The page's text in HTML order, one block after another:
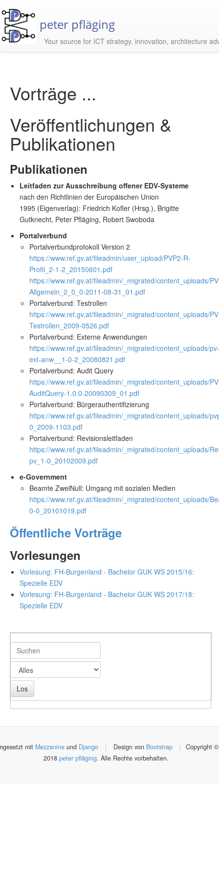
peter pfläging
Your source for ICT strategy, innovation, architecture
Vorträge ...
Veröffentlichungen &
Publikationen
Publikationen
Leitfaden zur Ausschreibung offener EDV-Systeme
nach den Richtlinien der Europäischen Union
1995 (Eigenverlag): Friedrich Kofler (Hrsg.), Brigitte
Gutknecht, Peter Pfläging, Robert Swoboda
Portalverbund
Portalverbundprotokoll Version 2
https://www.ref.gv.at/fileadmin/user_upload/PVP2-R-
Profil_2-1-2_20150601.pdf
https://www.ref.gv.at/fileadmin/_migrated/content_uploads/
Allgemein_2_0_0-2011-08-31_01.pdf
Portalverbund: Testrollen
https://www.ref.gv.at/fileadmin/_migrated/content_uploads/
Testrollen_2009-0526.pdf
Portalverbund: Externe Anwendungen
https://www.ref.gv.at/fileadmin/_migrated/content_uploads/pv-
ext-anw__1-0-2_20080821.pdf
Portalverbund: Audit Query
https://www.ref.gv.at/fileadmin/_migrated/content_uploads/
AuditQuery-1.0.0-20090309_01.pdf
Portalverbund: Bürgerauthentifizierung
https://www.ref.gv.at/fileadmin/_migrated/content_uploads/
0_2009-1103.pdf
Portalverbund: Revisionsleitfaden
https://www.ref.gv.at/fileadmin/_migrated/content_uploads/
pv_1-0_20102009.pdf
e-Government
Beamte ZweiNull: Umgang mit sozialen Medien
https://www.ref.gv.at/fileadmin/_migrated/content_uploads/
0-0_20101019.pdf
Öffentliche Vorträge
Vorlesungen
Vorlesung: FH-Burgenland - Bachelor GUK WS 2015/16:
Spezielle EDV
Vorlesung: FH-Burgenland - Bachelor GUK WS 2017/18:
Spezielle EDV
mit Mezzanineund Django | Design von Bootstrap |
Copyright ©
2018 peter pfläging. Alle Rechte vorbehalten.